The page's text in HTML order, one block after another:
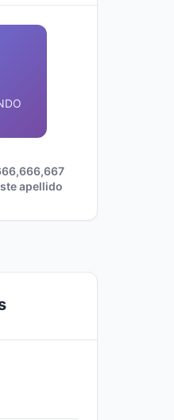
apellido